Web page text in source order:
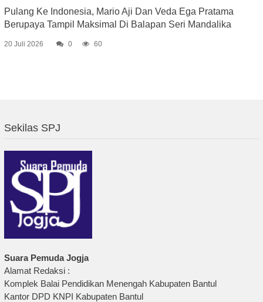
Pulang Ke Indonesia, Mario Aji Dan Veda Ega Pratama
Berupaya Tampil Maksimal Di Balapan Seri Mandalika
20 Juli 2026 0 60
Sekilas SPJ
Suara Pemuda Jogja
Alamat Redaksi :
Komplek Balai Pendidikan Menengah Kabupaten Bantul
Kantor DPD KNPI Kabupaten Bantul